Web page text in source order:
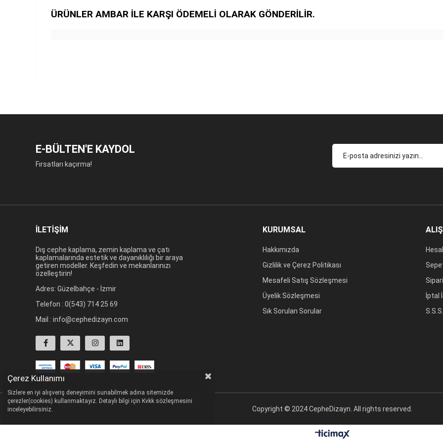
ÜRÜNLER AMBAR İLE KARŞI ÖDEMELİ OLARAK GÖNDERİLİR.
E-BÜLTEN'E KAYDOL
Fırsatları kaçırma!
İLETİŞİM
Dış cephe kaplama, zemin kaplama ve çatı
kaplamalarında estetik ve dayanıklılığı bir araya
getiren modeller. Keşfedin ve mekanlarınızı
özelleştirin!
Adres: Güzelbahçe - İzmir
Telefon : 0(543) 714 25 69
Mail : info@cephedizayn.com
KURUMSAL
Hakkımızda
Gizlilik ve Çerez Politikası
Mesafeli Satış Sözleşmesi
Üyelik Sözleşmesi
Sık Sorulan Sorular
İptal
S.S.S.
Copyright © 2024 CepheDizayn. All rights reserved.
Çerez Kullanımı
Sizlere en iyi alışveriş deneyimini sunabilmek adına sitemizde
çerezler(cookies) kullanmaktayız. Detaylı bilgi için Kvkk sözleşmesini
inceleyebilirsiniz.